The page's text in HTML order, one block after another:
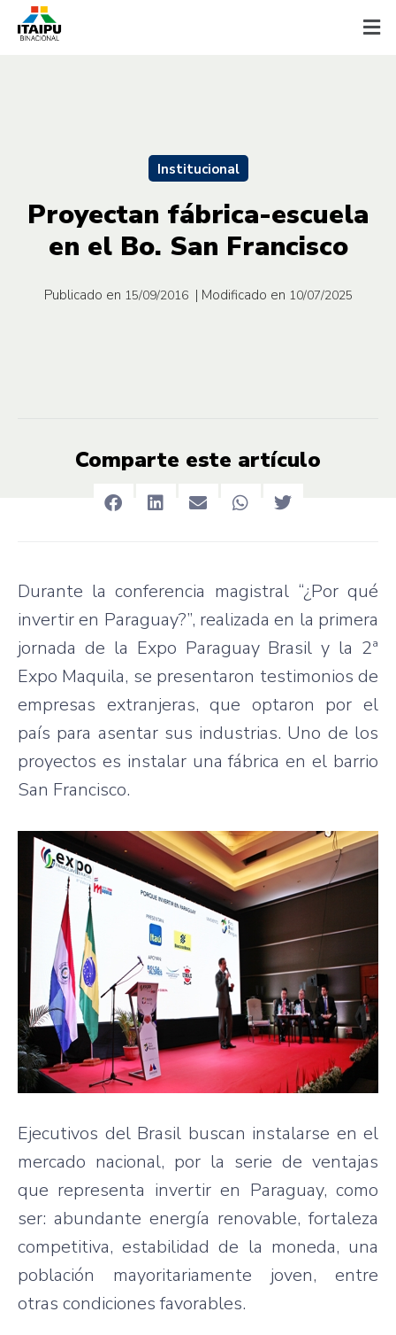
Institucional
Proyectan fábrica-escuela
en el Bo. San Francisco
Publicado en 15/09/2016 | Modificado en 10/07/2025
Comparte este artículo
Durante la conferencia magistral “¿Por qué
invertir en Paraguay?”, realizada en la primera
jornada de la Expo Paraguay Brasil y la 2ª
Expo Maquila, se presentaron testimonios de
empresas extranjeras, que optaron por el
país para asentar sus industrias. Uno de los
proyectos es instalar una fábrica en el barrio
San Francisco.
Ejecutivos del Brasil buscan instalarse en el
mercado nacional, por la serie de ventajas
que representa invertir en Paraguay, como
ser: abundante energía renovable, fortaleza
competitiva, estabilidad de la moneda, una
población mayoritariamente joven, entre
otras condiciones favorables.